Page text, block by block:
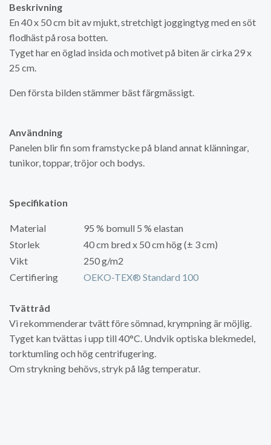
Beskrivning
En 40 x 50 cm bit av mjukt, stretchigt joggingtyg med en söt
flodhäst på rosa botten.
Tyget har en öglad insida och motivet på biten är cirka 29 x
25 cm.
Den första bilden stämmer bäst färgmässigt.
Användning
Panelen blir fin som framstycke på bland annat klänningar,
tunikor, toppar, tröjor och bodys.
Specifikation
Material
95 % bomull 5 % elastan
Storlek
40 cm bred x 50 cm hög (± 3 cm)
Vikt
250 g/m2
Certifiering
OEKO-TEX® Standard 100
Tvättråd
Vi rekommenderar tvätt före sömnad, krympning är möjlig.
Tyget kan tvättas i upp till 40°C. Undvik optiska blekmedel,
torktumling och hög centrifugering.
Om strykning behövs, stryk på låg temperatur.